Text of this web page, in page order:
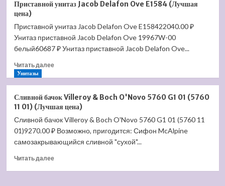
цена)
напольное
D-
Code
22411000002
цена)
Приставной унитаз Jacob Delafon Ove E1584 (Лучшая
цена)
Приставной унитаз Jacob Delafon Ove E158422040.00 ₽
Унитаз приставной Jacob Delafon Ove 19967W-00
белый60687 ₽ Унитаз приставной Jacob Delafon Ove...
Читать далееПрочитать
Приставной
унитаз
Jacob
Delafon
Ove
E1584
цена)
Унитазы
Сливной бачок Villeroy & Boch O'Novo 5760 G1 01 (5760
11 01) (Лучшая цена)
Сливной бачок Villeroy & Boch O'Novo 5760 G1 01 (5760 11
01)9270.00 ₽ Возможно, пригодится: Сифон McAlpine
самозакрывающийся сливной "сухой"...
Читать далееПрочитать